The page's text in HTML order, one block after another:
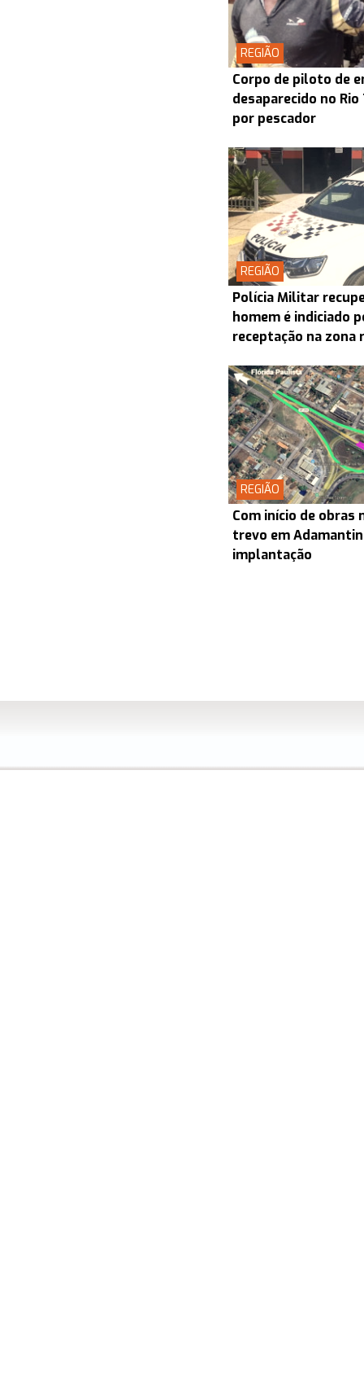
REGIÃO
Corpo de piloto de
desaparecido no
por pescador
REGIÃO
Polícia Militar
homem é indiciado
receptação na zona
REGIÃO
Com início de obras
trevo em
implantação